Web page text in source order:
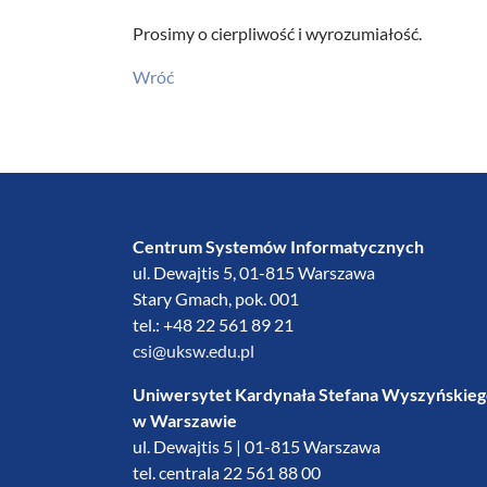
Prosimy o cierpliwość i wyrozumiałość.
Wróć
Centrum Systemów Informatycznych
ul. Dewajtis 5, 01-815 Warszawa
Stary Gmach, pok. 001
tel.: +48 22 561 89 21
csi@uksw.edu.pl
Uniwersytet Kardynała Stefana
w Warszawie
ul. Dewajtis 5 | 01-815 Warszawa
tel. centrala 22 561 88 00